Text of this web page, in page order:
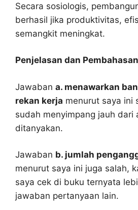
Secara sosiologis,
berhasil jika produktivitas,
semangkit meningkat.
Penjelasan dan Pembahasan
Jawaban a. menawarkan
rekan kerja menurut saya ini
sudah menyimpang jauh dari
ditanyakan.
Jawaban b. jumlah
menurut saya ini juga salah,
saya cek di buku ternyata
jawaban pertanyaan lain.